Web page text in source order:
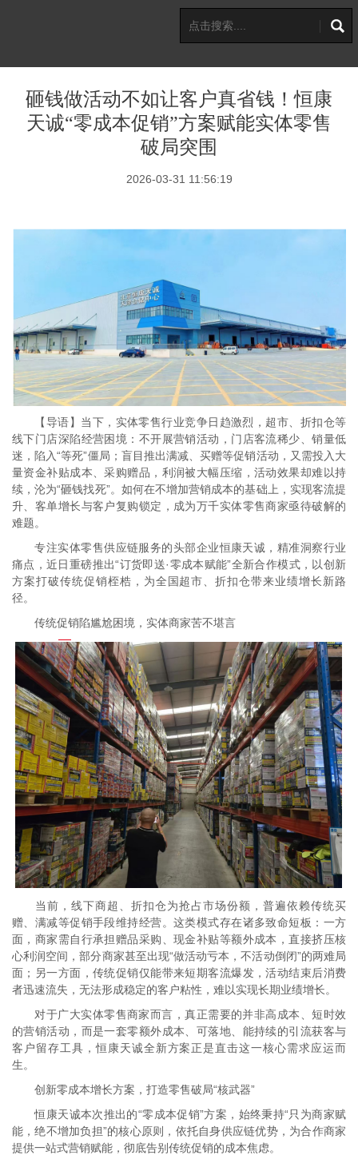
砸钱做活动不如让客户真省钱！恒康
天诚“零成本促销”方案赋能实体零售
破局突围
2026-03-31 11:56:19
【导语】当下，实体零售行业竞争日趋激烈，超市、折扣仓等
线下门店深陷经营困境：不开展营销活动，门店客流稀少、销量低
迷，陷入“等死”僵局；盲目推出满减、买赠等促销活动，又需投入大
量资金补贴成本、采购赠品，利润被大幅压缩，活动效果却难以持
续，沦为“砸钱找死”。如何在不增加营销成本的基础上，实现客流提
升、客单增长与客户复购锁定，成为万千实体零售商家亟待破解的
难题。
专注实体零售供应链服务的头部企业恒康天诚，精准洞察行业
痛点，近日重磅推出“订货即送·零成本赋能”全新合作模式，以创新
方案打破传统促销桎梏，为全国超市、折扣仓带来业绩增长新路
径。
传统促销陷尴尬困境，实体商家苦不堪言
当前，线下商超、折扣仓为抢占市场份额，普遍依赖传统买
赠、满减等促销手段维持经营。这类模式存在诸多致命短板：一方
面，商家需自行承担赠品采购、现金补贴等额外成本，直接挤压核
心利润空间，部分商家甚至出现“做活动亏本，不活动倒闭”的两难局
面；另一方面，传统促销仅能带来短期客流爆发，活动结束后消费
者迅速流失，无法形成稳定的客户粘性，难以实现长期业绩增长。
对于广大实体零售商家而言，真正需要的并非高成本、短时效
的营销活动，而是一套零额外成本、可落地、能持续的引流获客与
客户留存工具，恒康天诚全新方案正是直击这一核心需求应运而
生。
创新零成本增长方案，打造零售破局“核武器”
恒康天诚本次推出的“零成本促销”方案，始终秉持“只为商家赋
能，绝不增加负担”的核心原则，依托自身供应链优势，为合作商家
提供一站式营销赋能，彻底告别传统促销的成本焦虑。